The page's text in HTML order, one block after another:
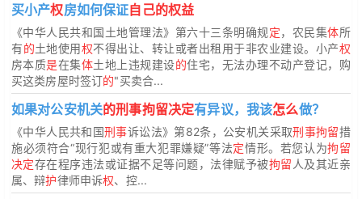
买小产权房如何保证自己的权益
《中华人民共和国土地管理法》第六十三条明确规定，农民集体所
有的土地使用权不得出让、转让或者出租用于非农业建设。小产权
房本质是在集体土地上违规建设的住宅，无法办理不动产登记，购
买这类房屋时签订的"买卖合...
如果对公安机关的刑事拘留决定有异议，我该怎么做？
《中华人民共和国刑事诉讼法》第82条，公安机关采取刑事拘留措
施必须符合“现行犯或有重大犯罪嫌疑”等法定情形。若您认为拘留
决定存在程序违法或证据不足等问题，法律赋予被拘留 人及其近亲
属、辩护律师申诉权、控...